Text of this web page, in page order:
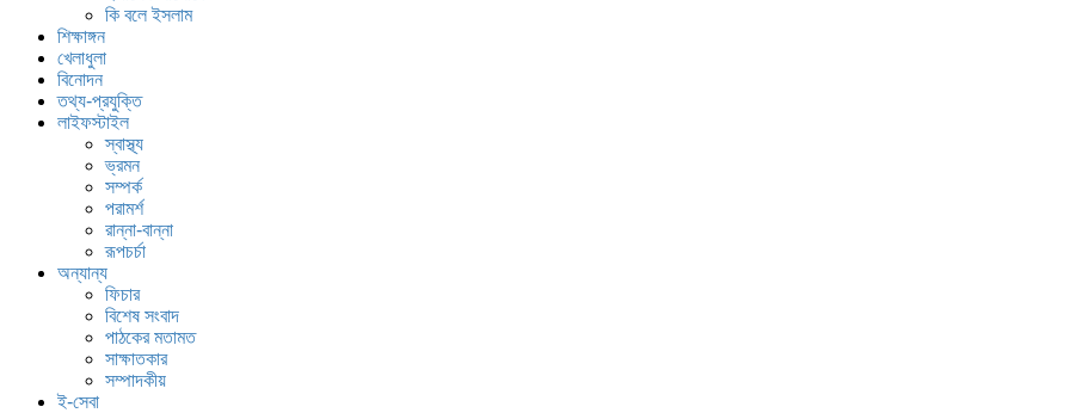
কি বলে ইসলাম
শিক্ষাঙ্গন
খেলাধুলা
বিনোদন
তথ্য-প্রযুক্তি
লাইফস্টাইল
স্বাস্থ্য
ভ্রমন
সম্পর্ক
পরামর্শ
রান্না-বান্না
রূপচর্চা
অন্যান্য
ফিচার
বিশেষ সংবাদ
পাঠকের মতামত
সাক্ষাতকার
সম্পাদকীয়
ই-সেবা